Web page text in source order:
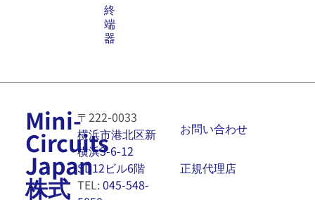
終
端
器
Mini-
Circuits
Japan
株式
〒222-0033
横浜市港北区新
横浜3-6-12
SD12ビル6階
TEL:045-548-
お問い合わせ
正規代理店